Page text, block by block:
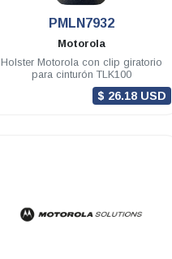
PMLN7932
Motorola
Holster Motorola con clip giratorio
para cinturón TLK100
$ 26.18 USD